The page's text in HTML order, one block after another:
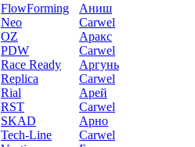
FlowForming
Neo
OZ
PDW
Race Ready
Replica
Rial
RST
SKAD
Tech-Line
Аниш
Carwel
Аракс
Carwel
Аргунь
Carwel
Арей
Carwel
Арно
Carwel